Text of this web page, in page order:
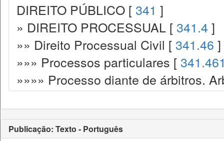
DIREITO PÚBLICO [ 341 ]
» DIREITO PROCESSUAL [ 341.4 ]
»» Direito Processual Civil [ 341.46 ]
»»» Processos particulares [
»»»» Processo diante de árbitros.
Publicação: Texto - Português